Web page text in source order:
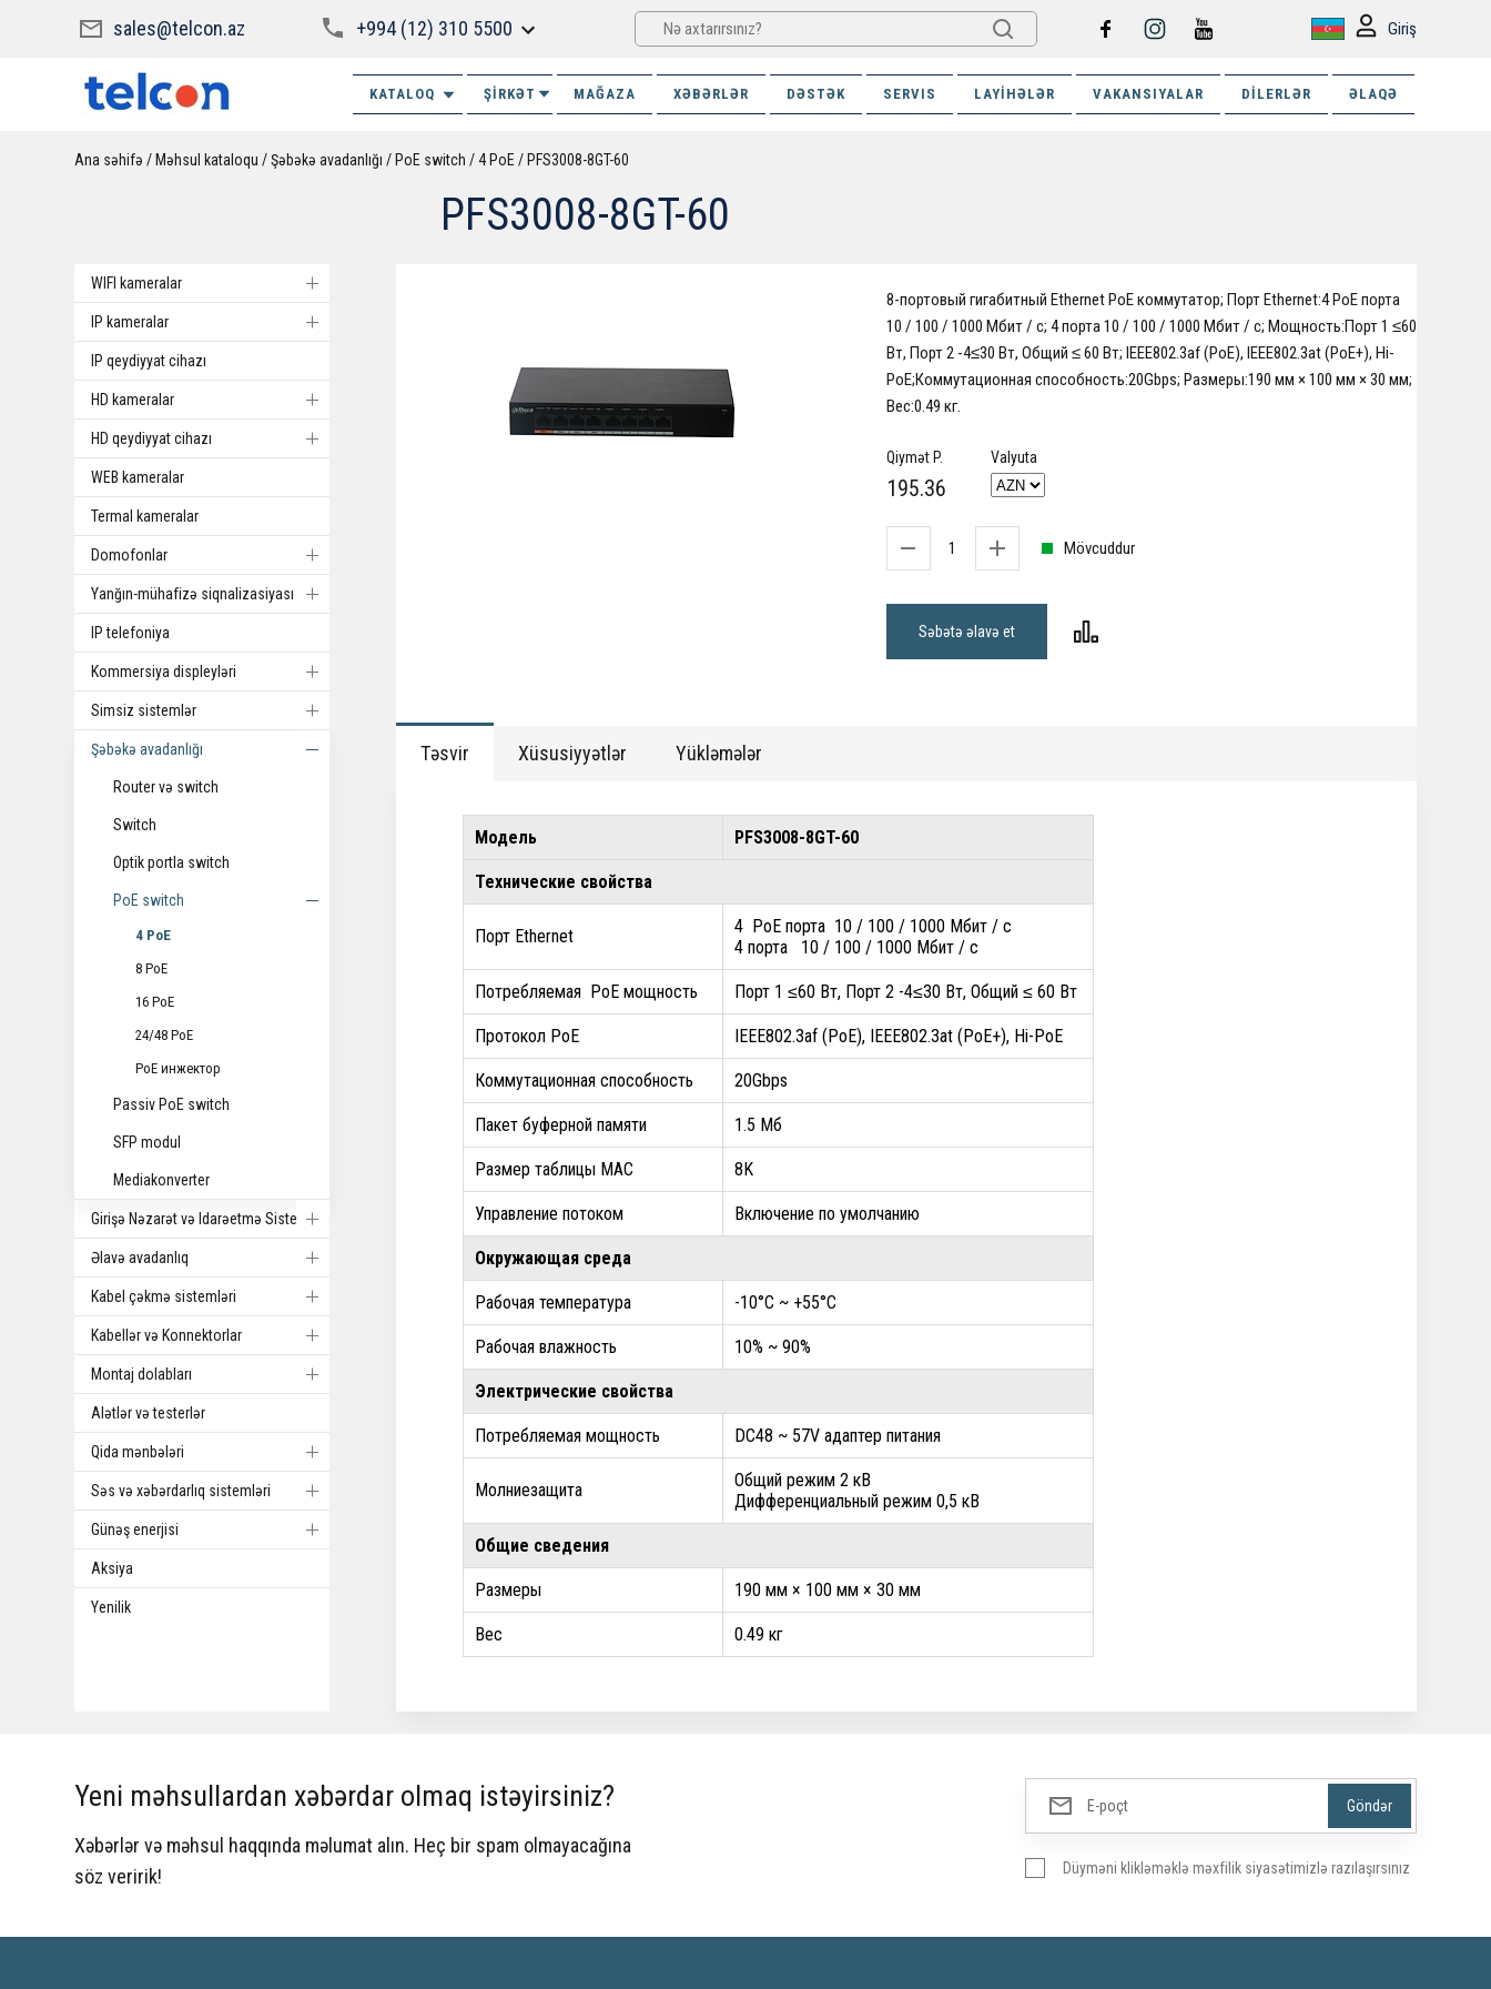
sales@telcon.az +994 (12) 310 5500 Giriş
KATALOQ ŞİRKƏT MAĞAZA XƏBƏRLƏR DƏSTƏK SERVIS LAYIHƏLƏR VAKANSIYALAR DILERLƏR ƏLAQƏ
Ana səhifə Məhsul kataloqu Şəbəkə avadanlığı PoE switch 4 PoE PFS3008-8GT-60
PFS3008-8GT-60
WIFI kameralar
IP kameralar
IP qeydiyyat cihazı
HD kameralar
HD qeydiyyat cihazı
WEB kameralar
Termal kameralar
Domofonlar
Yanğın-mühafizə siqnalizasiyası
IP telefoniya
Kommersiya displeyləri
Simsiz sistemlər
Şəbəkə avadanlığı
Router və switch
Switch
Optik portla switch
PoE switch
4 PoE
8 PoE
16 PoE
24/48 PoE
PoE инжектор
Passiv PoE switch
SFP modul
Mediakonverter
Girişə Nəzarət və Idarəetmə Sistemi
Əlavə avadanlıq
Kabel çəkmə sistemləri
Kabellər və Konnektorlar
Montaj dolabları
Alətlər və testerlər
Qida mənbələri
Səs və xəbərdarlıq sistemləri
Günəş enerjisi
Aksiya
Yenilik
Qiymət P.
195.36
Valyuta
Mövcuddur
Səbətə əlavə et
8-портовый гигабитный Ethernet PoE коммутатор; Порт Ethernet:4 PoE порта
10 / 100 / 1000 Мбит / с; 4 порта 10 / 100 / 1000 Мбит / с; Мощность:Порт 1 ≤60
Вт, Порт 2 -4≤30 Вт, Общий ≤ 60 Вт; IEEE802.3af (PoE), IEEE802.3at (PoE+), Hi-
PoE;Коммутационная способность:20Gbps; Размеры:190 мм × 100 мм × 30 мм;
Вес:0.49 кг.
Təsvir Xüsusiyyətlər Yükləmələr
Модель PFS3008-8GT-60
Технические свойства
Порт Ethernet
4 PoE порта 10 / 100 / 1000 Мбит / с
4 порта 10 / 100 / 1000 Мбит / с
Потребляемая PoE мощность Порт 1 ≤60 Вт, Порт 2 -4≤30 Вт, Общий ≤ 60 Вт
Протокол PoE IEEE802.3af (PoE), IEEE802.3at (PoE+), Hi-PoE
Коммутационная способность 20Gbps
Пакет буферной памяти 1.5 Мб
Размер таблицы MAC 8K
Управление потоком Включение по умолчанию
Окружающая среда
Рабочая температура -10°C ~ +55°C
Рабочая влажность 10% ~ 90%
Электрические свойства
Потребляемая мощность DC48 ~ 57V адаптер питания
Молниезащита
Общий режим 2 кВ
Дифференциальный режим 0,5 кВ
Общие сведения
Размеры 190 мм × 100 мм × 30 мм
Вес 0.49 кг
Yeni məhsullardan xəbərdar olmaq istəyirsiniz?
Xəbərlər və məhsul haqqında məlumat alın. Heç bir spam olmayacağına
söz veririk!
Düyməni klikləməklə məxfilik siyasətimizlə razılaşırsınız